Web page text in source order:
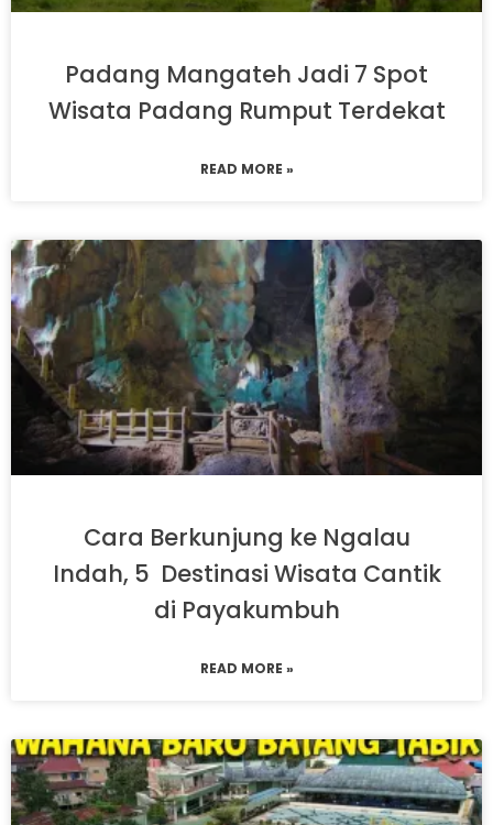
Padang Mangateh Jadi 7 Spot
Wisata Padang Rumput Terdekat
READ MORE »
Cara Berkunjung ke Ngalau
Indah, 5 Destinasi Wisata Cantik
di Payakumbuh
READ MORE »